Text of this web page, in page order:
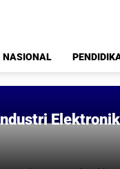
NASIONAL